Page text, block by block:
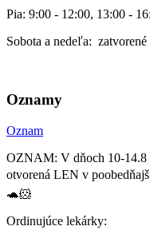
Pia: 9:00 - 12:00, 13:00 -
Sobota a nedeľa: zatvorené
Oznamy
Oznam
OZNAM: V dňoch 10-14.8
otvorená LEN v
🐢🐹
Ordinujúce lekárky: